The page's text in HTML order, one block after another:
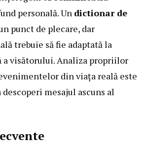
personală. Un dictionar de
punct de plecare, dar
trebuie să fie adaptată la
a visătorului. Analiza propriilor
din viața reală este
mesajul ascuns al